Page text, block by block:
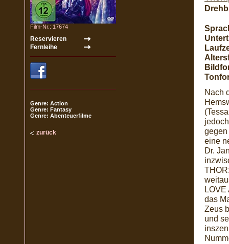
Film-Nr.: 17674
Genre: Action
Genre: Fantasy
Genre: Abenteuerfilme
zurück
Nach
gegen
eine
Dr.
LOVE
das
Zeus
und